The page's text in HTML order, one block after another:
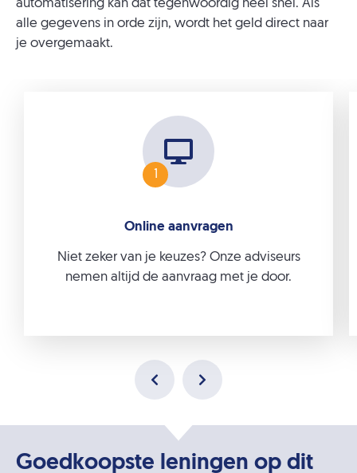
automatisering kan dat tegenwoordig heel snel. Als
alle gegevens in orde zijn, wordt het geld direct naar
je overgemaakt.
1
Online aanvragen
Niet zeker van je keuzes? Onze adviseurs
nemen altijd de aanvraag met je door.
Goedkoopste leningen op dit